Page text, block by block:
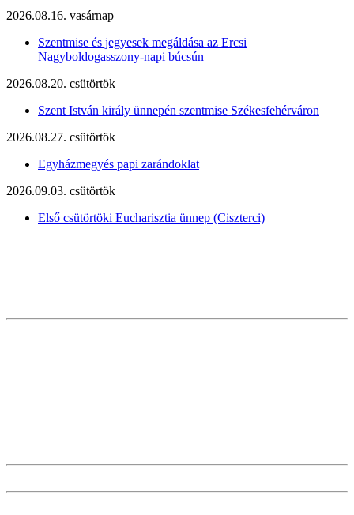
2026.08.16. vasárnap
Szentmise és jegyesek megáldása az Ercsi
Nagyboldogasszony-napi búcsún
2026.08.20. csütörtök
Szent István király ünnepén szentmise Székesfehérváron
2026.08.27. csütörtök
Egyházmegyés papi zarándoklat
2026.09.03. csütörtök
Első csütörtöki Eucharisztia ünnep (Ciszterci)